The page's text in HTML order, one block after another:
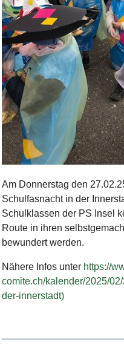
Am Donnerstag den
Schulfasnacht in der
Schulklassen der PS Insel
Route in ihren
bewundert werden.
Nähere Infos unter https://
comite.ch/kalender/2025/
der-innerstadt)